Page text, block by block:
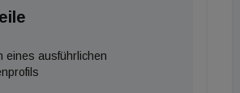
ist fertig. Den stellen wir
wollte offenbar weder auf die
Achammer und Austrian
eines ausführlichen